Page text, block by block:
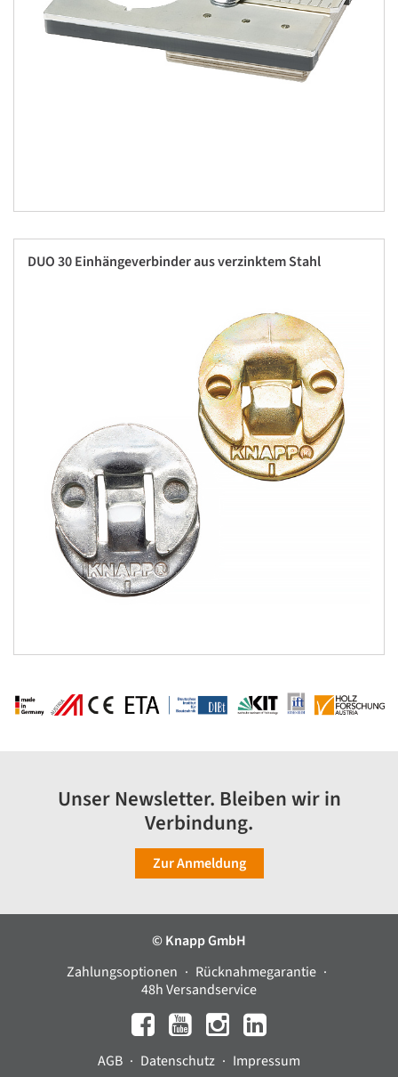
DUO 30 Einhängeverbinder aus verzinktem Stahl
Unser Newsletter. Bleiben wir in
Verbindung.
Zur Anmeldung
© Knapp GmbH
Zahlungsoptionen
Rücknahmegarantie
48h Versandservice
AGB Datenschutz Impressum